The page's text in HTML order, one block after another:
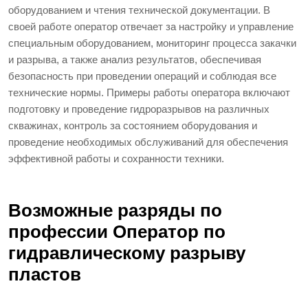
оборудованием и чтения технической документации. В
своей работе оператор отвечает за настройку и управление
специальным оборудованием, мониторинг процесса закачки
и разрыва, а также анализ результатов, обеспечивая
безопасность при проведении операций и соблюдая все
технические нормы. Примеры работы оператора включают
подготовку и проведение гидроразрывов на различных
скважинах, контроль за состоянием оборудования и
проведение необходимых обслуживаний для обеспечения
эффективной работы и сохранности техники.
Возможные разряды по
профессии Оператор по
гидравлическому разрыву
пластов